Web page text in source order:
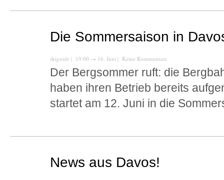
Die Sommersaison in
skiguide | 19:00 → 16. Juni | Keine Kommentare
Der Bergsommer ruft: die
haben ihren Betrieb bereits
startet am 12. Juni in die
News aus Davos!